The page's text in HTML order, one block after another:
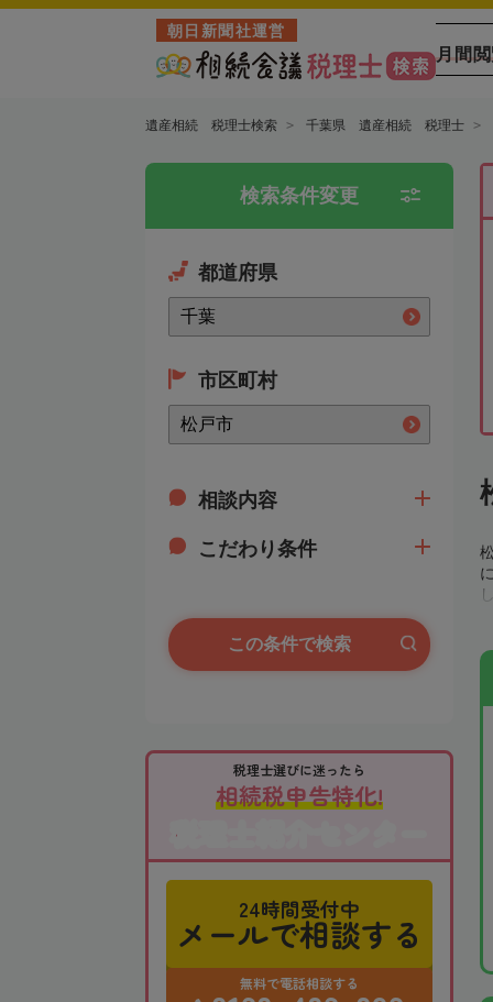
朝日新聞社運営
月間
遺産相続 税理士検索 千葉県 遺産相続 税理士
検索条件変更
都道府県
市区町村
相談内容
こだわり条件
この条件で検索
税理士選びに迷ったら
相続税申告特化!
税理士紹介センター
24時間受付中
メールで相談する
無料で電話相談する